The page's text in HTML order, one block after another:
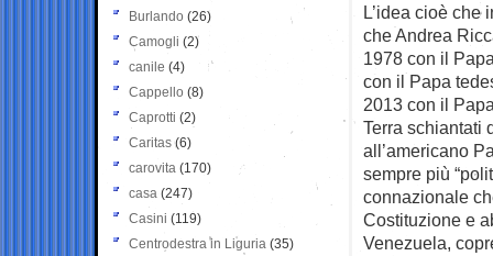
L’idea cioè che
che Andrea
1978 con il
con il Papa
2013 con il
Terra schiantati
all’americano
sempre più
connazionale
Costituzione e
Venezuela,
Burlando (26)
Camogli (2)
canile (4)
Cappello (8)
Caprotti (2)
Caritas (6)
carovita (170)
casa (247)
Casini (119)
Centrodestra in Liguria (35)